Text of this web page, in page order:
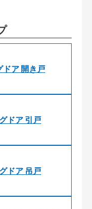
ア 開き戸
ドア 引戸
ドア 吊戸